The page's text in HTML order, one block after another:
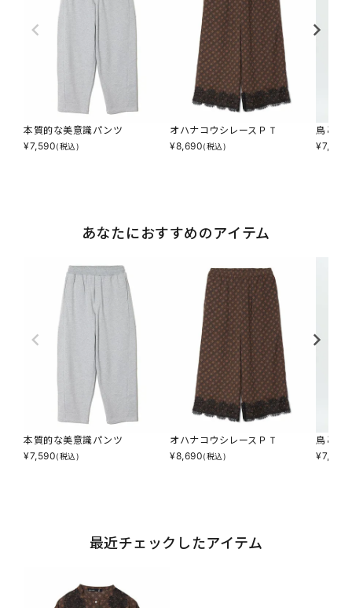
本質的な美意識パンツ
¥7,590(税込)
オハナコウシレースＰＴ
¥8,690(税込)
鳥と花
¥7,194
あなたにおすすめのアイテム
本質的な美意識パンツ
¥7,590(税込)
オハナコウシレースＰＴ
¥8,690(税込)
鳥と花
¥7,194
最近チェックしたアイテム